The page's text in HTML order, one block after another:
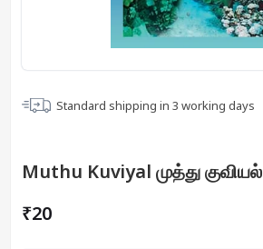
Standard shipping in 3 working days
Muthu Kuviyal முத்து குவியல்
₹20